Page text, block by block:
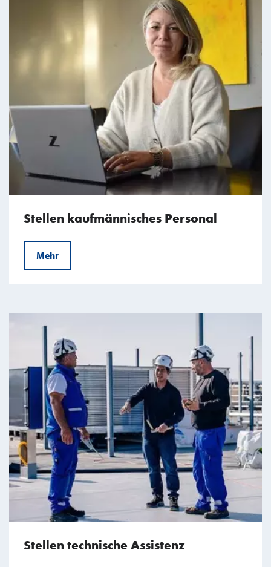
Stellen kaufmännisches Personal
Mehr
Stellen technische Assistenz